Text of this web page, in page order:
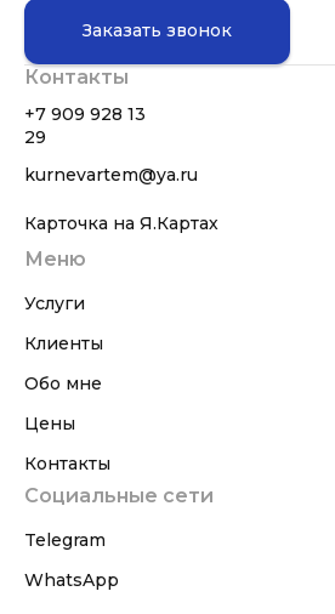
Заказать звонок
Контакты
+7 909 928 13
29
kurnevartem@ya.ru
Карточка на Я.Картах
Меню
Услуги
Клиенты
Обо мне
Цены
Контакты
Социальные сети
Telegram
WhatsApp